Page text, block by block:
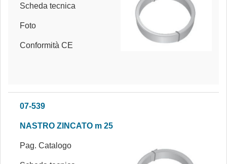
Scheda tecnica
Foto
Conformità CE
07-539
NASTRO ZINCATO m 25
Pag. Catalogo